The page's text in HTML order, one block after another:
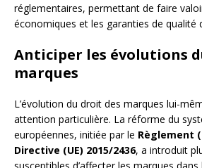
réglementaires, permettant de faire
économiques et les garanties de qualité
Anticiper les évolutions
marques
L’évolution du droit des marques lui-
attention particulière. La réforme du
européennes, initiée par le Règlement
Directive (UE) 2015/2436, a introduit
susceptibles d’affecter les marques dans